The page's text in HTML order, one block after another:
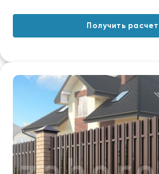
Получить расчет